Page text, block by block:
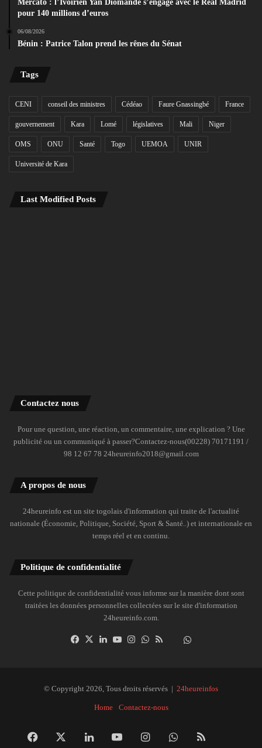
Mercato : l’Ivoirien Yan Diomandé s’engage avec le Real Madrid
pour 140 millions d’euros
06/08/2026
Bénin : Patrice Talon prend les rênes du Sénat
Tags
CENI conseil des ministres Cédéao Faure Gnassingbé France
gouvernement Kara Lomé législatives Mali Niger
OMS ONU Santé Togo UEMOA UNIR
Université de Kara
Last Modified Posts
Contactez nous
Pour une question, une réaction, un commentaire, une explication ? Une
publicité ou un communiqué à passer?Contactez-nous(00228) 70171191 /
98 12 67 78 24heureinfo2018@gmail.com
A propos de nous
24heureinfo est un site togolais d'information qui traite de l'actualité
nationale (Économie, Politique, Société, Sport & Santé..) et internationale en
temps réel et en continu.
Politique de confidentialité
Cette politique de confidentialité vous informe sur la manière dont sont
traitées les données personnelles collectées sur le site d'information
24heureinfo.com.
Facebook
X LinkedinYouTubeInstagramWhatsAppDailymotion
© Copyright 2026, Tous droits réservés | 24heureinfos
Home Contactez-nous
Facebook LinkedinYouTubeInstagramWhatsApp
RSS